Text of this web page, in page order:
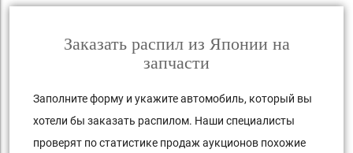
Заказать распил из Японии на
запчасти
Заполните форму и укажите автомобиль, который вы
хотели бы заказать распилом. Наши специалисты
проверят по статистике продаж аукционов похожие